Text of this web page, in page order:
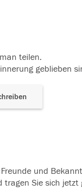
teilen.
geblieben
und
Sie sich jetzt